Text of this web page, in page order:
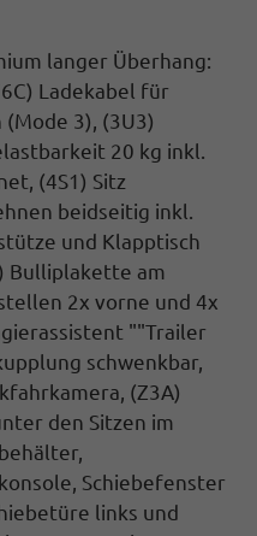
langer Überhang:
Ladekabel für
3), (3U3)
20 kg inkl.
(4S1) Sitz
beidseitig inkl.
und Klapptisch
Bulliplakette am
2x vorne und 4x
""Trailer
schwenkbar,
, (Z3A)
den Sitzen im
Schiebefenster
links und